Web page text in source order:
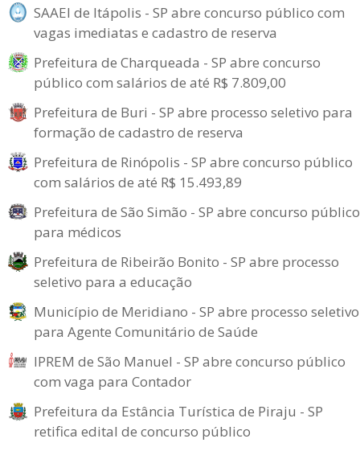
SAAEI de Itápolis - SP abre concurso público com
vagas imediatas e cadastro de reserva
Prefeitura de Charqueada - SP abre concurso
público com salários de até R$ 7.809,00
Prefeitura de Buri - SP abre processo seletivo para
formação de cadastro de reserva
Prefeitura de Rinópolis - SP abre concurso público
com salários de até R$ 15.493,89
Prefeitura de São Simão - SP abre concurso público
para médicos
Prefeitura de Ribeirão Bonito - SP abre processo
seletivo para a educação
Município de Meridiano - SP abre processo seletivo
para Agente Comunitário de Saúde
IPREM de São Manuel - SP abre concurso público
com vaga para Contador
Prefeitura da Estância Turística de Piraju - SP
retifica edital de concurso público